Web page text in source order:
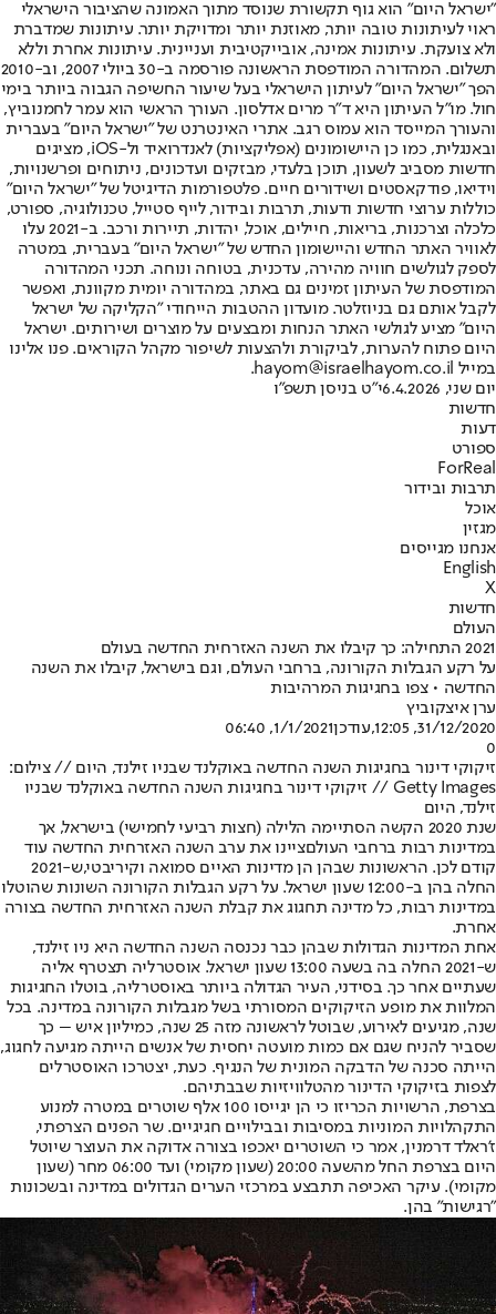
"ישראל היום" הוא גוף תקשורת שנוסד מתוך האמונה שהציבור הישראלי
ראוי לעיתונות טובה יותר, מאוזנת יותר ומדויקת יותר. עיתונות שמדברת
ולא צועקת. עיתונות אמינה, אובייקטיבית ועניינית. עיתונות אחרת וללא
תשלום. המהדורה המודפסת הראשונה פורסמה ב-30 ביולי 2007, וב-2010
הפך "ישראל היום" לעיתון הישראלי בעל שיעור החשיפה הגבוה ביותר בימי
חול. מו"ל העיתון היא ד"ר מרים אדלסון. העורך הראשי הוא עמר לחמנוביץ,
והעורך המייסד הוא עמוס רגב. אתרי האינטרנט של "ישראל היום" בעברית
ובאנגלית, כמו כן היישומונים (אפליקציות) לאנדרואיד ול-iOS, מציגים
חדשות מסביב לשעון, תוכן בלעדי, מבזקים ועדכונים, ניתוחים ופרשנויות,
וידיאו, פודקאסטים ושידורים חיים. פלטפורמות הדיגיטל של "ישראל היום"
כוללות ערוצי חדשות ודעות, תרבות ובידור, לייף סטייל, טכנולוגיה, ספורט,
כלכלה וצרכנות, בריאות, חיילים, אוכל, יהדות, תיירות ורכב. ב-2021 עלו
לאוויר האתר החדש והיישומון החדש של "ישראל היום" בעברית, במטרה
לספק לגולשים חוויה מהירה, עדכנית, בטוחה ונוחה. תכני המהדורה
המודפסת של העיתון זמינים גם באתר, במהדורה יומית מקוונת, ואפשר
לקבל אותם גם בניוזלטר. מועדון ההטבות הייחודי "הקליקה של ישראל
היום" מציע לגולשי האתר הנחות ומבצעים על מוצרים ושירותים. ישראל
היום פתוח להערות, לביקורת ולהצעות לשיפור מקהל הקוראים. פנו אלינו
במייל hayom@israelhayom.co.il.
יום שני, 6.4.2026
י"ט בניסן תשפ"ו
חדשות
דעות
ספורט
ForReal
תרבות ובידור
אוכל
מגזין
אנחנו מגייסים
English
X
חדשות
העולם
2021 התחילה: כך קיבלו את השנה האזרחית החדשה בעולם
על רקע הגבלות הקורונה, ברחבי העולם, וגם בישראל, קיבלו את השנה
החדשה • צפו בחגיגות המרהיבות
ערן איצקוביץ
31/12/2020, 12:05
,עודכן1/1/2021, 06:40
0
זיקוקי דינור בחגיגות השנה החדשה באוקלנד שבניו זילנד, היום // צילום:
Getty Images // זיקוקי דינור בחגיגות השנה החדשה באוקלנד שבניו
זילנד, היום
שנת 2020 הקשה הסתיימה הלילה (חצות רביעי לחמישי) בישראל, אך
במדינות רבות ברחבי העולםציינו את ערב השנה האזרחית החדשה עוד
קודם לכן. הראשונות שבהן הן מדינות האיים סמואה וקיריבטי,
ש-2021
החלה בהן ב-12:00 שעון ישראל. על רקע הגבלות הקורונה השונות שהוטלו
במדינות רבות, כל מדינה תחגוג את קבלת השנה האזרחית החדשה בצורה
אחרת.
אחת המדינות הגדולות שבהן כבר נכנסה השנה החדשה היא ניו זילנד,
ש-2021 החלה בה בשעה 13:00 שעון ישראל. אוסטרליה תצטרף אליה
שעתיים אחר כך. בסידני, העיר הגדולה ביותר באוסטרליה, בוטלו החגיגות
המלוות את מופע הזיקוקים המסורתי בשל מגבלות הקורונה במדינה. בכל
שנה, מגיעים לאירוע, שבוטל לראשונה מזה 25 שנה, כמיליון איש – כך
שסביר להניח שגם אם כמות מועטה יחסית של אנשים הייתה מגיעה לחגוג,
הייתה סכנה של הדבקה המונית של הנגיף. כעת, יצטרכו האוסטרלים
לצפות בזיקוקי הדינור מהטלוויזיות שבבתיהם.
בצרפת, הרשויות הכריזו כי הן יגייסו 100 אלף שוטרים במטרה למנוע
התקהלויות המוניות במסיבות ובבילויים חגיגיים. שר הפנים הצרפתי,
ז'ראלד דרמנין, אמר כי השוטרים יאכפו בצורה אדוקה את העוצר שיוטל
היום בצרפת החל מהשעה 20:00 (שעון מקומי) ועד 06:00 מחר (שעון
מקומי). עיקר האכיפה תתבצע במרכזי הערים הגדולים במדינה ובשכונות
"רגישות" בהן.